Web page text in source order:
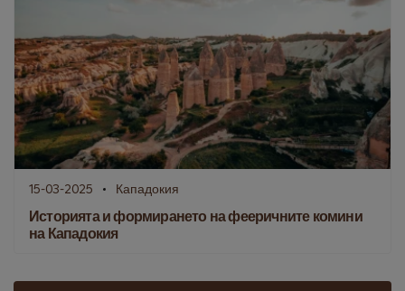
15-03-2025 Кападокия
Историята и формирането на фееричните комини
на Кападокия